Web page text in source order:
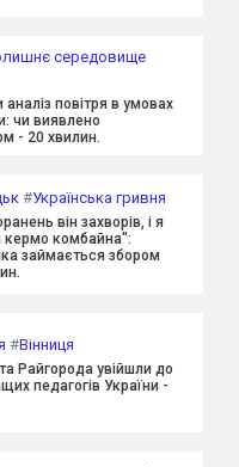
середовище
аналіз повітря в умовах
чи виявлено
- 20 хвилин.
#Українська гривня
він захворів, і я
кермо комбайна":
займається збором
#Вінниця
та Райгорода увійшли до
педагогів України -